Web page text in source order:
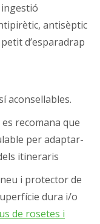
ingestió
antisèptic
d’esparadrap
aconsellables.
recomana que
per adaptar-
itineraris
i protector de
dura i/o
de rosetes i